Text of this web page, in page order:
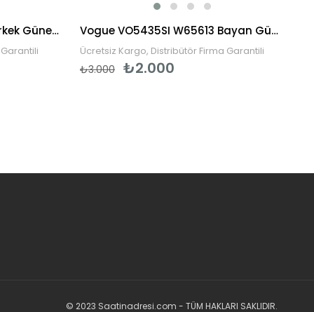
BENX 9060 C03 Polarized Erkek Güneş Gözlüğü Vogue VO5435SI W65613 Bayan Güneş Gözlüğü
Ücretsiz Kargo, Distribütör Firma Garantili
₺2.000
₺3.000
© 2023 Saatinadresi.com - TÜM HAKLARI SAKLIDIR.